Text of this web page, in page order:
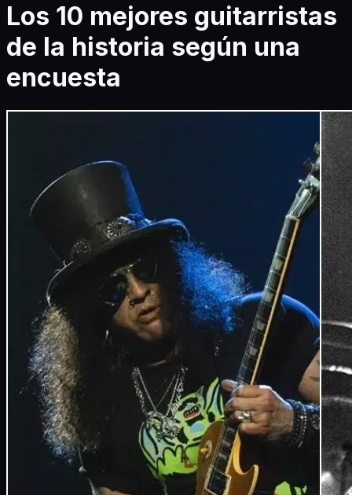
Los 10 mejores guitarristas
de la historia según una
encuesta